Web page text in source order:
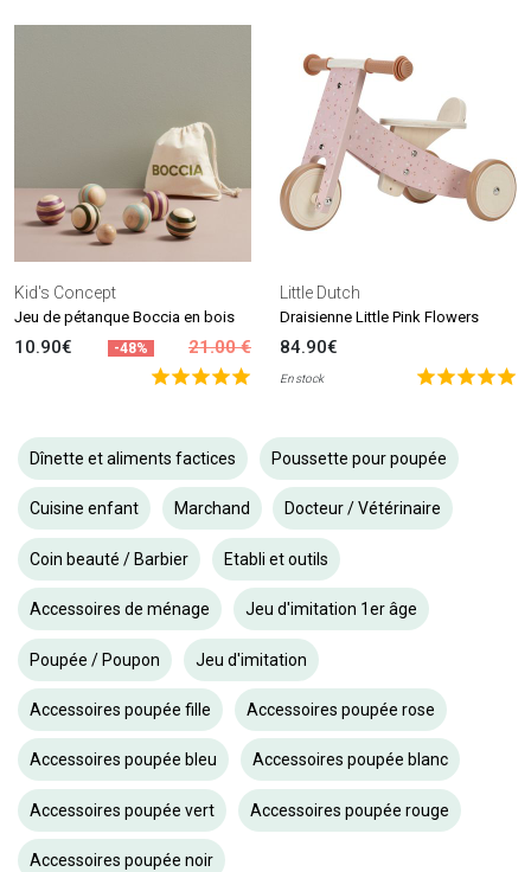
Kid's Concept
Jeu de pétanque Boccia en bois
10.90€ -48% 21.00 €
Little Dutch
Draisienne Little Pink Flowers
84.90€
En stock
Dînette et aliments factices Poussette pour poupée
Cuisine enfant Marchand Docteur / Vétérinaire
Coin beauté / Barbier Etabli et outils
Accessoires de ménage Jeu d'imitation 1er âge
Poupée / Poupon Jeu d'imitation
Accessoires poupée fille Accessoires poupée rose
Accessoires poupée bleu Accessoires poupée blanc
Accessoires poupée vert Accessoires poupée rouge
Accessoires poupée noir